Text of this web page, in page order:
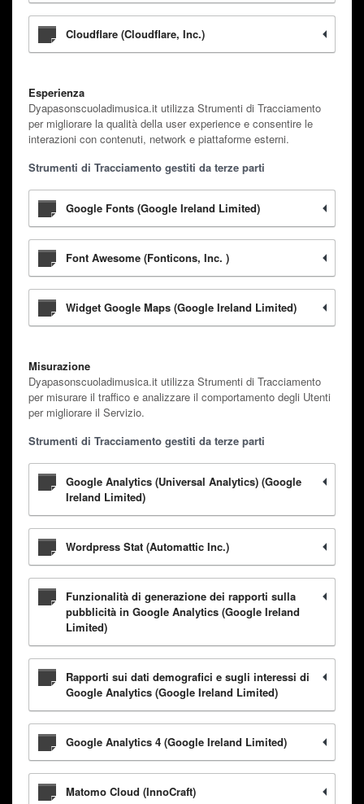
Cloudflare (Cloudflare, Inc.)
Esperienza
Dyapasonscuoladimusica.it utilizza Strumenti di Tracciamento
per migliorare la qualità della user experience e consentire le
interazioni con contenuti, network e piattaforme esterni.
Strumenti di Tracciamento gestiti da terze parti
Google Fonts (Google Ireland Limited)
Font Awesome (Fonticons, Inc. )
Widget Google Maps (Google Ireland Limited)
Misurazione
Dyapasonscuoladimusica.it utilizza Strumenti di Tracciamento
per misurare il traffico e analizzare il comportamento degli Utenti
per migliorare il Servizio.
Strumenti di Tracciamento gestiti da terze parti
Google Analytics (Universal Analytics) (Google
Ireland Limited)
Wordpress Stat (Automattic Inc.)
Funzionalità di generazione dei rapporti sulla
pubblicità in Google Analytics (Google Ireland
Limited)
Rapporti sui dati demografici e sugli interessi di
Google Analytics (Google Ireland Limited)
Google Analytics 4 (Google Ireland Limited)
Matomo Cloud (InnoCraft)